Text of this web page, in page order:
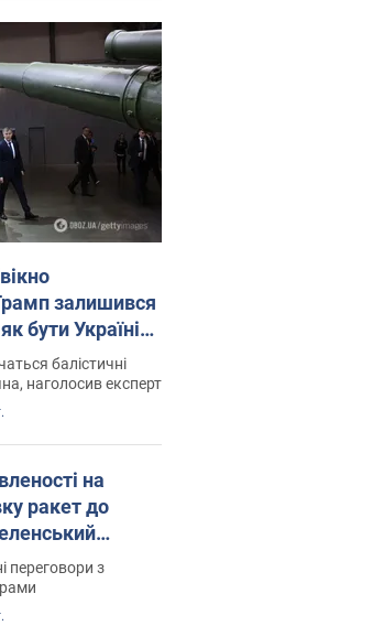
залишився
бути Україні?
балістичні
наголосив експерт
на
ракет до
переговори з